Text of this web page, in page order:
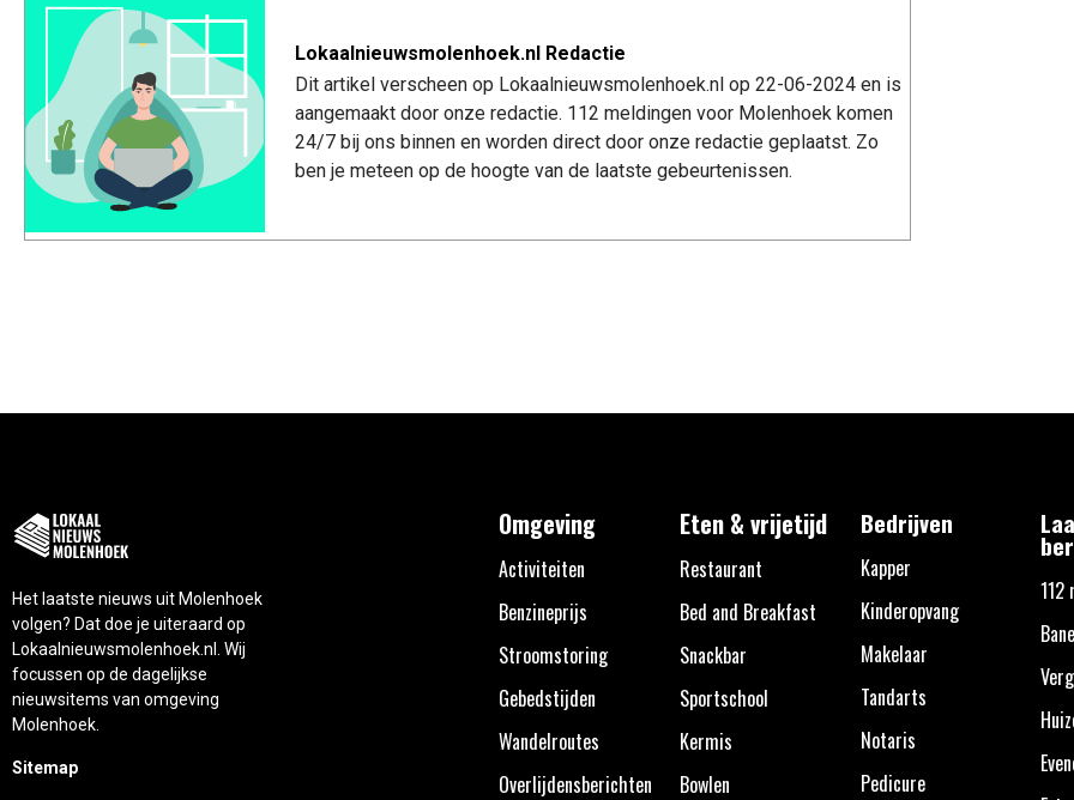
Lokaalnieuwsmolenhoek.nl Redactie
Dit artikel verscheen op Lokaalnieuwsmolenhoek.nl op 22-06-2024 en is
aangemaakt door onze redactie. 112 meldingen voor Molenhoek komen
24/7 bij ons binnen en worden direct door onze redactie geplaatst. Zo
ben je meteen op de hoogte van de laatste gebeurtenissen.
Het laatste nieuws uit Molenhoek
volgen? Dat doe je uiteraard op
Lokaalnieuwsmolenhoek.nl. Wij
focussen op de dagelijkse
nieuwsitems van omgeving
Molenhoek.
Sitemap
Omgeving
Activiteiten
Benzineprijs
Stroomstoring
Gebedstijden
Wandelroutes
Overlijdensberichten
Eten & vrijetijd
Restaurant
Bed and Breakfast
Snackbar
Sportschool
Kermis
Bowlen
Bedrijven
Kapper
Kinderopvang
Makelaar
Tandarts
Notaris
Pedicure
112